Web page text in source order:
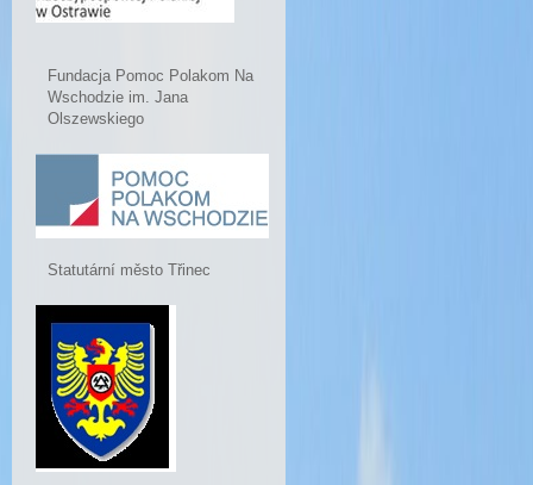
Fundacja Pomoc Polakom Na
Wschodzie im. Jana
Olszewskiego
Statutární město Třinec